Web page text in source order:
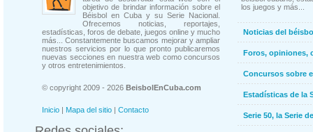
objetivo de brindar información sobre el
Béisbol en Cuba y su Serie Nacional.
Ofrecemos noticias, reportajes,
estadísticas, foros de debate, juegos online y mucho
más... Constantemente buscamos mejorar y ampliar
nuestros servicios por lo que pronto publicaremos
nuevas secciones en nuestra web como concursos
y otros entretenimientos.
© copyright 2009 - 2026 BeisbolEnCuba.com
Inicio | Mapa del sitio | Contacto
los juegos y más...
Noticias del
Foros, opiniones,
Concursos sobre
Estadísticas de la
Serie 50, la Serie